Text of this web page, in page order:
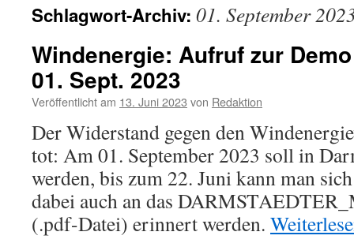
Schlagwort-Archiv: 01. September
Windenergie: Aufruf zur
01. Sept. 2023
Veröffentlicht am 13. Juni 2023 von Redaktion
Der Widerstand gegen den
tot: Am 01. September 2023 soll in
werden, bis zum 22. Juni kann man
dabei auch an das
(.pdf-Datei) erinnert werden.